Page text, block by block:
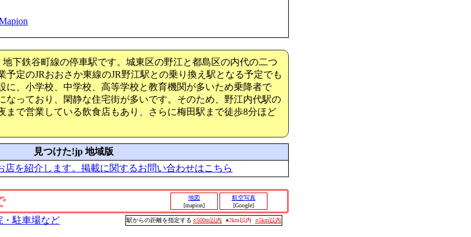
下鉄谷町線の停車駅です。城東区の野江と都島区の内代の二つ
予定のJRおおさか東線のJR野江駅との乗り換え駅となる予定でも
に、小学校、中学校、高等学校と教育機関が多いため乗降者で
なっており、閑静な住宅街が多いです。そのため、野江内代駅の
まで営業している飲食店もあり、さらに梅田駅まで徒歩8分ほど
見つけた!jp 地域版
店を紹介します。掲載に関するお問い合わせはこちら
地図
[mapion]
航空写真
[Google]
・駐車場など 駅からの距離を指定する ○500m以内 ●2km以内 ○5km以内